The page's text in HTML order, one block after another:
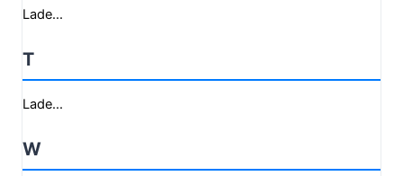
Lade...
T
Lade...
W